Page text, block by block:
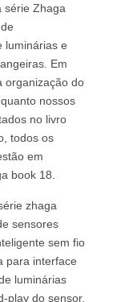
série Zhaga
luminárias e
Em
organização do
nossos
no livro
todos os
em
book 18.
zhaga
sensores
sem fio
para interface
luminárias
play do sensor.